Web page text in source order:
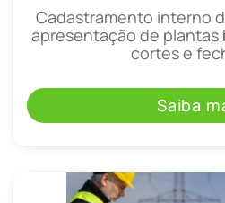
Cadastramento interno
apresentação de plantas
cortes e
Saiba